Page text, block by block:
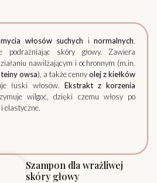
włosów suchych inormalnych.
podrażniając skóry głowy. Zawiera
nawilżającym i ochronnym (m.in.
owsa), a także cennyolej z kiełków
łuski włosów. Ekstrakt z korzenia
wilgoć, dzięki czemu włosy po
elastyczne.
Szampon dla wrażliwej
skóry głowy